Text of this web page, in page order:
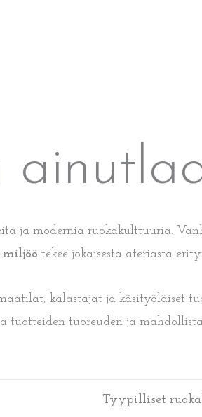
ja modernia ruokakulttuuria.
tekee jokaisesta ateriasta
kalastajat ja käsityöläiset
tuotteiden tuoreuden ja
Tyypilliset